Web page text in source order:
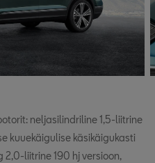
neljasilindriline 1,5-liitrine
kuuekäigulise käsikäigukasti
liitrine 190 hj versioon,